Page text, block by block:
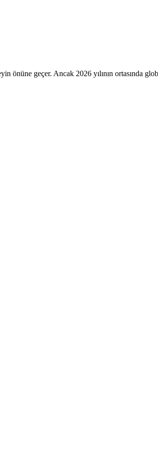
önüne geçer. Ancak 2026 yılının ortasında